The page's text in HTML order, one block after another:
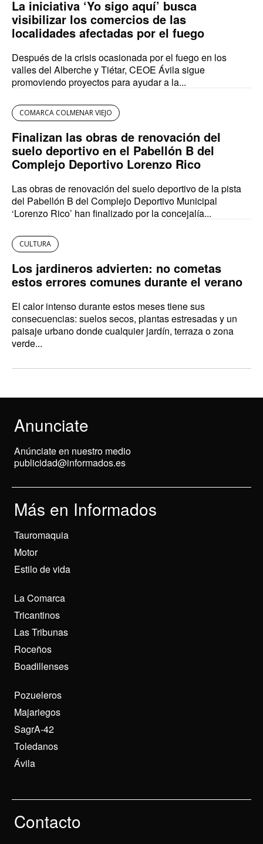
La iniciativa ‘Yo sigo aquí’ busca
visibilizar los comercios de las
localidades afectadas por el fuego
Después de la crisis ocasionada por el fuego en los
valles del Alberche y Tiétar, CEOE Ávila sigue
promoviendo proyectos para ayudar a la...
COMARCA COLMENAR VIEJO
Finalizan las obras de renovación del
suelo deportivo en el Pabellón B del
Complejo Deportivo Lorenzo Rico
Las obras de renovación del suelo deportivo de la pista
del Pabellón B del Complejo Deportivo Municipal
‘Lorenzo Rico’ han finalizado por la concejalía...
CULTURA
Los jardineros advierten: no cometas
estos errores comunes durante el verano
El calor intenso durante estos meses tiene sus
consecuencias: suelos secos, plantas estresadas y un
paisaje urbano donde cualquier jardín, terraza o zona
verde...
Anunciate
Anúnciate en nuestro medio
publicidad@informados.es
Más en Informados
Tauromaquia
Motor
Estilo de vida
La Comarca
Tricantinos
Las Tribunas
Roceños
Boadillenses
Pozueleros
Majariegos
SagrA-42
Toledanos
Ávila
Contacto